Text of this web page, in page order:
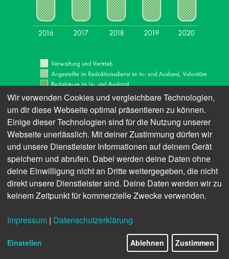
Die dpa steht vor der Herausforderung, ihre Services
und Workflows permanent an die Transformation der
Medienbranche anzupassen, um den Kunden Dienste
auch die Konzeption und Schaffung einer neuen
Produktionsplattform für Texte, Bilder, Videos und
andere Inhalte. Rubix wird perspektivisch das
Wir verwenden Cookies und vergleichbare Technologien,
um dir diese Webseite optimal präsentieren zu können.
Einige dieser Technologien sind für die Nutzung unserer
Webseite unerlässlich. Mit deiner Zustimmung dürfen wir
und unsere Dienstleister Informationen auf deinem Gerät
speichern und abrufen. Dabei werden deine Daten ohne
deine Einwilligung nicht an Dritte weitergegeben, die nicht
direkt unsere Dienstleister sind. Deine Daten werden wir zu
keinem Zeitpunkt für kommerzielle Zwecke verwenden.
Impressum | Datenschutzerklärung
Einstellen Ablehnen Zustimmen